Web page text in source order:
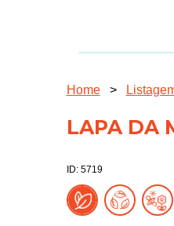
Home >
LAPA DA
ID: 5719